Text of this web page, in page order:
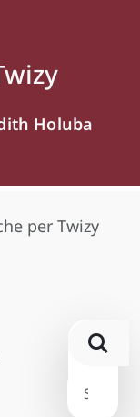
Holuba
per Twizy